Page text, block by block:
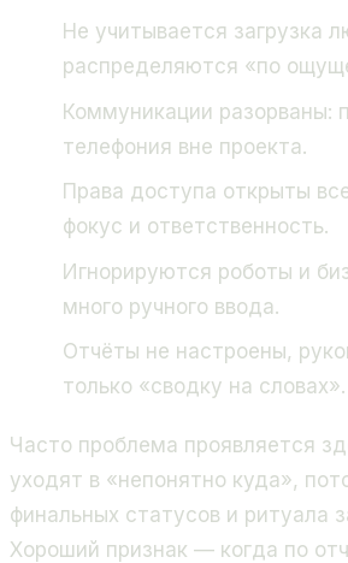
Не учитывается загрузка
распределяются «по
Коммуникации разорваны:
телефония вне проекта.
Права доступа открыты
фокус и ответственность.
Игнорируются роботы и
много ручного ввода.
Отчёты не настроены,
только «сводку на словах».
Часто проблема проявляется
уходят в «непонятно куда»,
финальных статусов и ритуала
Хороший признак — когда по